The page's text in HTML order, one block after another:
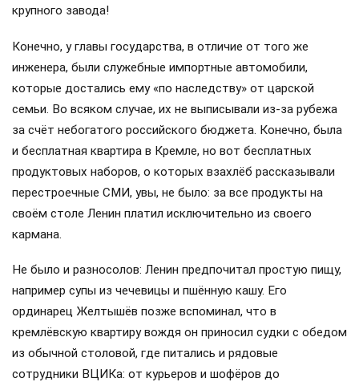
крупного завода!
Конечно, у главы государства, в отличие от того же
инженера, были служебные импортные автомобили,
которые достались ему «по наследству» от царской
семьи. Во всяком случае, их не выписывали из-за рубежа
за счёт небогатого российского бюджета. Конечно, была
и бесплатная квартира в Кремле, но вот бесплатных
продуктовых наборов, о которых взахлёб рассказывали
перестроечные СМИ, увы, не было: за все продукты на
своём столе Ленин платил исключительно из своего
кармана.
Не было и разносолов: Ленин предпочитал простую пищу,
например супы из чечевицы и пшённую кашу. Его
ординарец Желтышёв позже вспоминал, что в
кремлёвскую квартиру вождя он приносил судки с обедом
из обычной столовой, где питались и рядовые
сотрудники ВЦИКа: от курьеров и шофёров до